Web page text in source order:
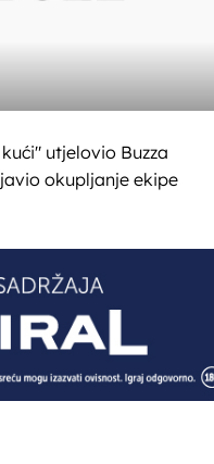
utjelovio Buzza
okupljanje ekipe